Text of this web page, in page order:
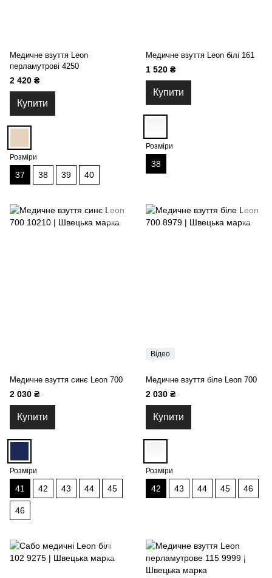
Медичне взуття Leon
перламутрові 4250
2 420 ₴
Купити
Розміри
37 38 39 40
Медичне взуття Leon білі 161
1 520 ₴
Купити
Розміри
38
Медичне взуття синє Leon 700
2 030 ₴
Купити
Розміри
41 42 43 44 45
46
Відео
Медичне взуття біле Leon 700
2 030 ₴
Купити
Розміри
42 43 44 45 46